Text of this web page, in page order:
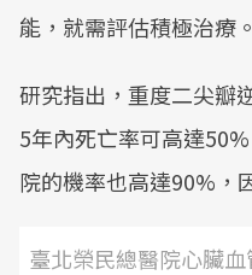
能，就需評估積極治療。
研究指出，重度二尖瓣
5年內死亡率可高達
院的機率也高達90%，
臺北榮民總醫院心臟